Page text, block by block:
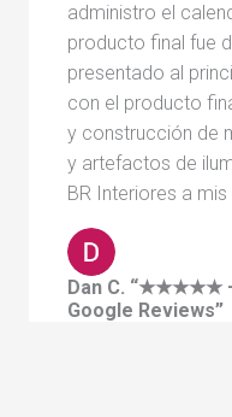
administro el
producto final fue
presentado al
con el producto
y construcción de
y artefactos de
BR Interiores a mis
Dan C. “★★★★★
Google Reviews”